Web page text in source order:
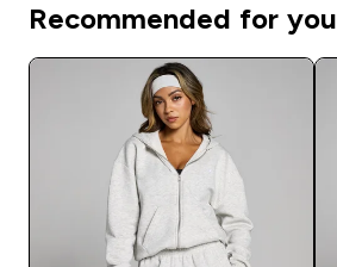
Recommended for you